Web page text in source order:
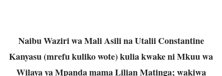
Naibu Waziri wa Mali Asili na Utalii Constantine
Kanyasu (mrefu kuliko wote) kulia kwake ni Mkuu wa
Wilaya ya Mpanda mama Lilian Matinga; wakiwa